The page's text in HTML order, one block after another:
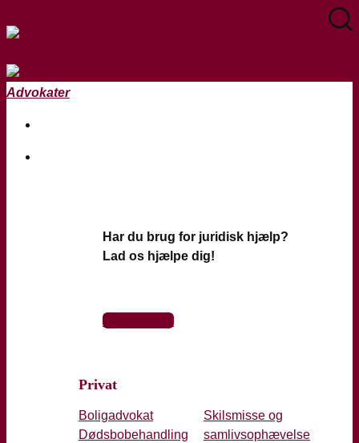
Har du brug for juridisk hjælp?
Lad os hjælpe dig!
Kontakt Os
Privat
Boligadvokat
Dødsbobehandling
Skilsmisse og
samlivsophævelse